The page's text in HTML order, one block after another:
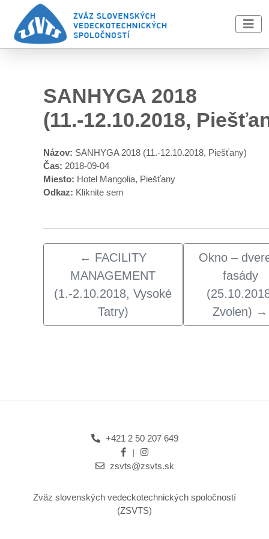
Skip to main content
SANHYGA 2018
(11.-12.10.2018,
Názov: SANHYGA 2018 (11.-12.10.2018, Piešťany)
Čas: 2018-09-04
Miesto: Hotel Mangolia, Piešťany
Odkaz: Kliknite sem
← FACILITY
MANAGEMENT
(1.-2.10.2018, Vysoké
Tatry)
Okno –
fasády
Zvolen) →
+421 2 50 207 649
zsvts@zsvts.sk
Zväz slovenských vedeckotechnických spoločností
(ZSVTS)